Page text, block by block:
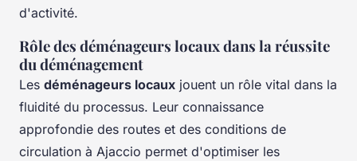
d'activité.
Rôle des déménageurs locaux dans la réussite
du déménagement
Les déménageurs locaux jouent un rôle vital dans la
fluidité du processus. Leur connaissance
approfondie des routes et des conditions de
circulation à Ajaccio permet d'optimiser les